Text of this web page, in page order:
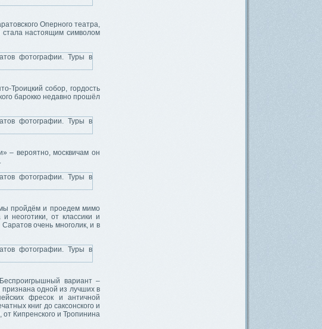
Оперного театра,
стала настоящим символом
Троицкий собор, гордость
барокко недавно прошёл
– вероятно, москвичам он
мы пройдём и проедем мимо
неоготики, от классики и
очень многолик, и в
вариант –
одной из лучших в
фресок и античной
книг до саксонского и
Кипренского и Тропинина